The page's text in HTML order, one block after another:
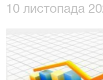
10 листопада